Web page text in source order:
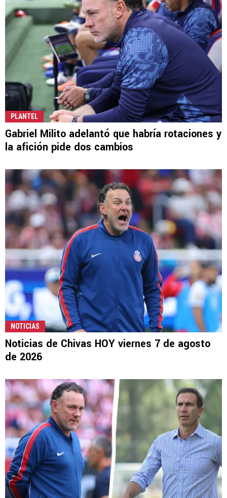
PLANTEL
Gabriel Milito adelantó que habría rotaciones y
la afición pide dos cambios
NOTICIAS
Noticias de Chivas HOY viernes 7 de agosto
de 2026